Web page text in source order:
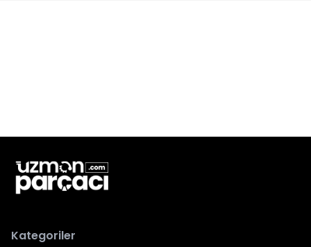
Kategoriler